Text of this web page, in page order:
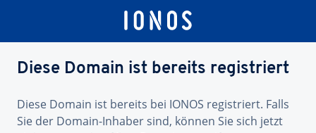
Diese Domain ist bereits registriert
Diese Domain ist bereits bei IONOS registriert. Falls
Sie der Domain-Inhaber sind, können Sie sich jetzt